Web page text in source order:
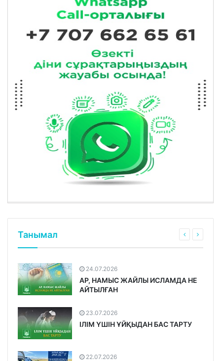
Танымал
24.07.2026
АР, НАМЫС ЖАЙЛЫ ИСЛАМДА НЕ
АЙТЫЛҒАН
23.07.2026
ІЛІМ ҮШІН ҰЙҚЫДАН БАС ТАРТУ
22.07.2026